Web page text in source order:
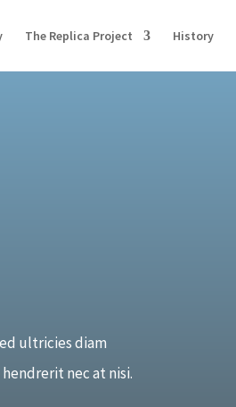
The Replica Project History
ultricies diam
nec at nisi.